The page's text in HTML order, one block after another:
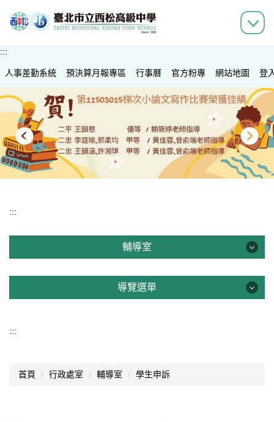
到
容
區
:::
人事差勤系統 預決算月報專區 行事曆 官方粉專 網站地圖 登
:::
輔導室
輔導室
導覽選單
認識西松
:::
首頁 行政處室 輔導室 學生申訴